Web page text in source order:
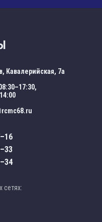
Кавалерийская, 7а
сетях: